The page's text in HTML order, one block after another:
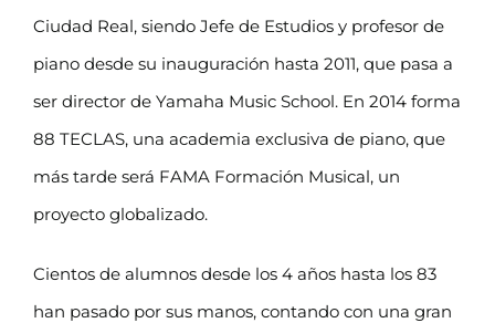
Ciudad Real, siendo Jefe de Estudios y profesor de
piano desde su inauguración hasta 2011, que pasa a
ser director de Yamaha Music School. En 2014 forma
88 TECLAS, una academia exclusiva de piano, que
más tarde será FAMA Formación Musical, un
proyecto globalizado.
Cientos de alumnos desde los 4 años hasta los 83
han pasado por sus manos, contando con una gran